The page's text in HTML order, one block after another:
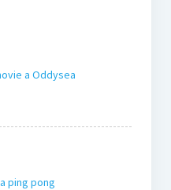
a Oddysea
ping pong